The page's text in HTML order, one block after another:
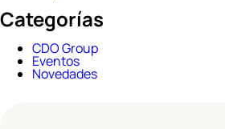
Categorías
CDO Group
Eventos
Novedades